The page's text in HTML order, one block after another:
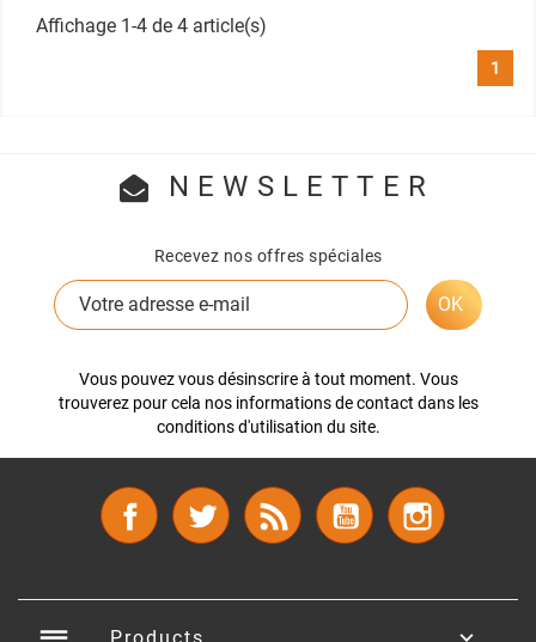
Affichage 1-4 de 4 article(s)
1
NEWSLETTER
Recevez nos offres spéciales
Vous pouvez vous désinscrire à tout moment. Vous
trouverez pour cela nos informations de contact dans les
conditions d'utilisation du site.
Facebook Twitter Rss YouTube